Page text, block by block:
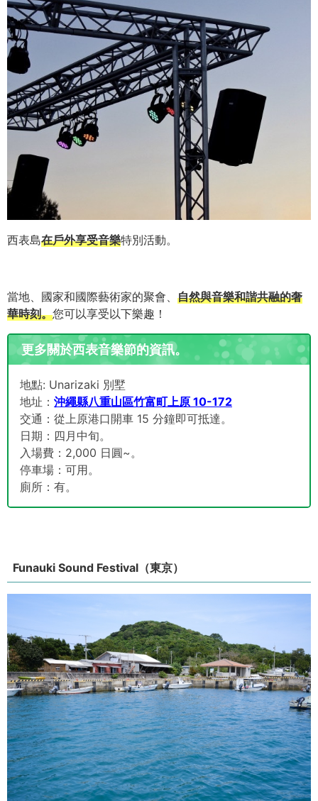
西表島在戶外享受音樂特別活動。
當地、國家和國際藝術家的聚會、 自然與音樂和諧共融的奢
華時刻。您可以享受以下樂趣！
更多關於西表音樂節的資訊。
地點: Unarizaki 別墅
地址： 沖繩縣八重山區竹富町上原 10-172
交通：從上原港口開車 15 分鐘即可抵達。
日期：四月中旬。
入場費：2,000 日圓~。
停車場：可用。
廁所：有。
Funauki Sound Festival（東京）